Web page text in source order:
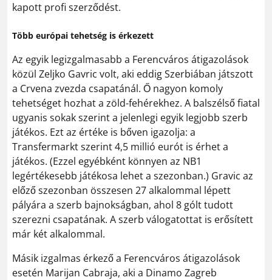
kapott profi szerződést.
Több európai tehetség is érkezett
Az egyik legizgalmasabb a Ferencváros átigazolások
közül Zeljko Gavric volt, aki eddig Szerbiában játszott
a Crvena zvezda csapatánál. Ő nagyon komoly
tehetséget hozhat a zöld-fehérekhez. A balszélső fiatal
ugyanis sokak szerint a jelenlegi egyik legjobb szerb
játékos. Ezt az értéke is bőven igazolja: a
Transfermarkt szerint 4,5 millió eurót is érhet a
játékos. (Ezzel egyébként könnyen az NB1
legértékesebb játékosa lehet a szezonban.) Gravic az
előző szezonban összesen 27 alkalommal lépett
pályára a szerb bajnokságban, ahol 8 gólt tudott
szerezni csapatának. A szerb válogatottat is erősített
már két alkalommal.
Másik izgalmas érkező a Ferencváros átigazolások
esetén Marijan Cabraja, aki a Dinamo Zagreb